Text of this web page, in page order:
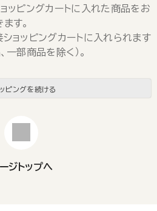
ッピングカートに入れた商品をお
す。
ョッピングカートに入れられます
一部商品を除く）。
ピングを続ける
ジトップへ